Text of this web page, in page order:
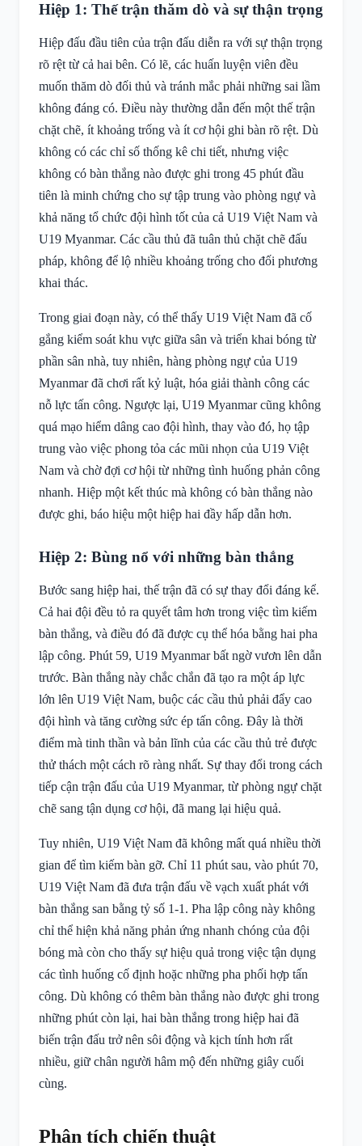
Hiệp 1: Thế trận thăm dò và sự thận trọng
Hiệp đấu đầu tiên của trận đấu diễn ra với sự thận trọng
rõ rệt từ cả hai bên. Có lẽ, các huấn luyện viên đều
muốn thăm dò đối thủ và tránh mắc phải những sai lầm
không đáng có. Điều này thường dẫn đến một thế trận
chặt chẽ, ít khoảng trống và ít cơ hội ghi bàn rõ rệt. Dù
không có các chỉ số thống kê chi tiết, nhưng việc
không có bàn thắng nào được ghi trong 45 phút đầu
tiên là minh chứng cho sự tập trung vào phòng ngự và
khả năng tổ chức đội hình tốt của cả U19 Việt Nam và
U19 Myanmar. Các cầu thủ đã tuân thủ chặt chẽ đấu
pháp, không để lộ nhiều khoảng trống cho đối phương
khai thác.
Trong giai đoạn này, có thể thấy U19 Việt Nam đã cố
gắng kiểm soát khu vực giữa sân và triển khai bóng từ
phần sân nhà, tuy nhiên, hàng phòng ngự của U19
Myanmar đã chơi rất kỷ luật, hóa giải thành công các
nỗ lực tấn công. Ngược lại, U19 Myanmar cũng không
quá mạo hiểm dâng cao đội hình, thay vào đó, họ tập
trung vào việc phong tỏa các mũi nhọn của U19 Việt
Nam và chờ đợi cơ hội từ những tình huống phản công
nhanh. Hiệp một kết thúc mà không có bàn thắng nào
được ghi, báo hiệu một hiệp hai đầy hấp dẫn hơn.
Hiệp 2: Bùng nổ với những bàn thắng
Bước sang hiệp hai, thế trận đã có sự thay đổi đáng kể.
Cả hai đội đều tỏ ra quyết tâm hơn trong việc tìm kiếm
bàn thắng, và điều đó đã được cụ thể hóa bằng hai pha
lập công. Phút 59, U19 Myanmar bất ngờ vươn lên dẫn
trước. Bàn thắng này chắc chắn đã tạo ra một áp lực
lớn lên U19 Việt Nam, buộc các cầu thủ phải đẩy cao
đội hình và tăng cường sức ép tấn công. Đây là thời
điểm mà tinh thần và bản lĩnh của các cầu thủ trẻ được
thử thách một cách rõ ràng nhất. Sự thay đổi trong cách
tiếp cận trận đấu của U19 Myanmar, từ phòng ngự chặt
chẽ sang tận dụng cơ hội, đã mang lại hiệu quả.
Tuy nhiên, U19 Việt Nam đã không mất quá nhiều thời
gian để tìm kiếm bàn gỡ. Chỉ 11 phút sau, vào phút 70,
U19 Việt Nam đã đưa trận đấu về vạch xuất phát với
bàn thắng san bằng tỷ số 1-1. Pha lập công này không
chỉ thể hiện khả năng phản ứng nhanh chóng của đội
bóng mà còn cho thấy sự hiệu quả trong việc tận dụng
các tình huống cố định hoặc những pha phối hợp tấn
công. Dù không có thêm bàn thắng nào được ghi trong
những phút còn lại, hai bàn thắng trong hiệp hai đã
biến trận đấu trở nên sôi động và kịch tính hơn rất
nhiều, giữ chân người hâm mộ đến những giây cuối
cùng.
Phân tích chiến thuật